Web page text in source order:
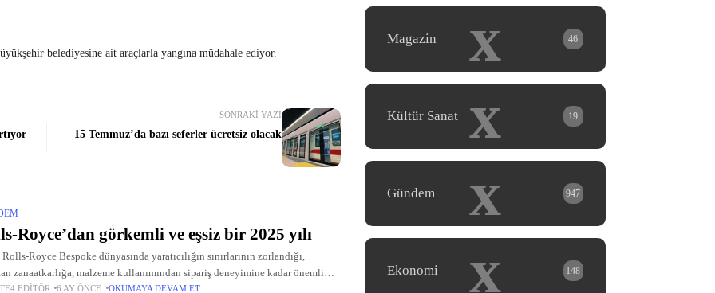
belediyesine ait araçlarla yangına müdahale ediyor.
SONRAKI YAZI
15 Temmuz’da bazı seferler ücretsiz olacak
Royce’dan görkemli ve eşsiz bir 2025 yılı
Royce Bespoke dünyasında yaratıcılığın sınırlarının zorlandığı,
zanaatkarlığa, malzeme kullanımından sipariş deneyimine kadar önemli
yaşandığı bir yıl oldu.
EDITÖR 6 AY ÖNCE OKUMAYA DEVAM ET
x
Magazin 46
x
Kültür Sanat 19
x
Gündem 947
x
Ekonomi 148